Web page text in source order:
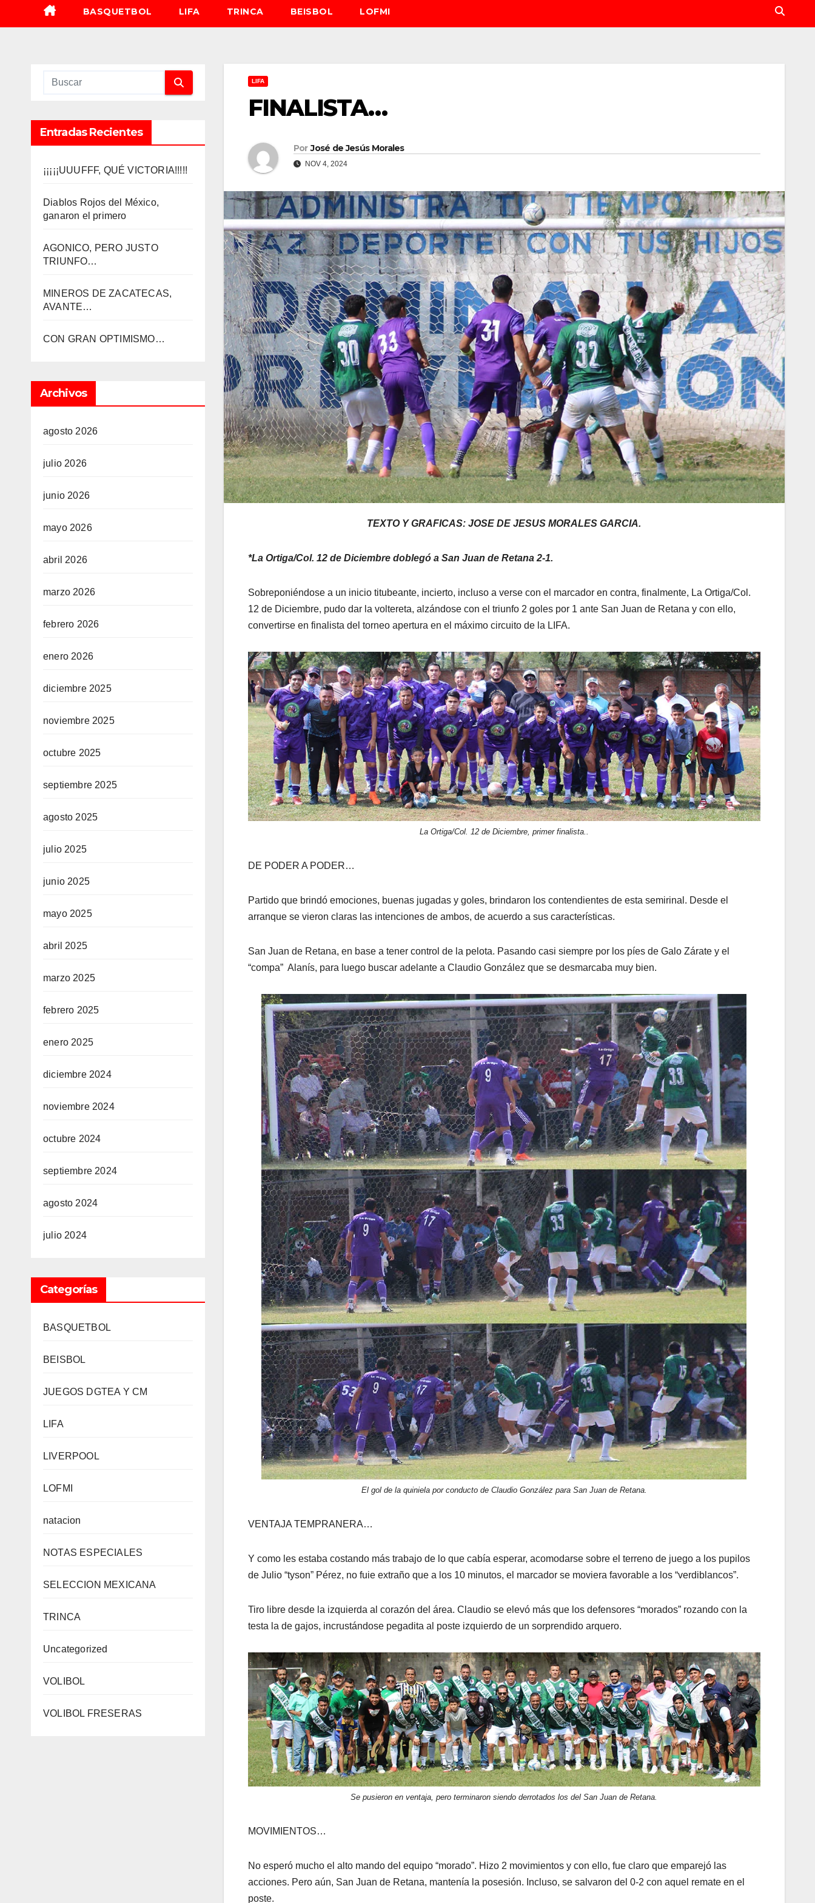
BASQUETBOL LIFA TRINCA BEISBOL LOFMI
Entradas Recientes
¡¡¡¡¡UUUFFF, QUÉ VICTORIA!!!!!
Diablos Rojos del México,
ganaron el primero
AGONICO, PERO JUSTO
TRIUNFO…
MINEROS DE ZACATECAS,
AVANTE…
CON GRAN OPTIMISMO…
Archivos
agosto 2026
julio 2026
junio 2026
mayo 2026
abril 2026
marzo 2026
febrero 2026
enero 2026
diciembre 2025
noviembre 2025
octubre 2025
septiembre 2025
agosto 2025
julio 2025
junio 2025
mayo 2025
abril 2025
marzo 2025
febrero 2025
enero 2025
diciembre 2024
noviembre 2024
octubre 2024
septiembre 2024
agosto 2024
julio 2024
Categorías
BASQUETBOL
BEISBOL
JUEGOS DGTEA Y CM
LIFA
LIVERPOOL
LOFMI
natacion
NOTAS ESPECIALES
SELECCION MEXICANA
TRINCA
Uncategorized
VOLIBOL
VOLIBOL FRESERAS
LIFA
FINALISTA…
Por José de Jesús Morales
NOV 4, 2024
TEXTO Y GRAFICAS: JOSE DE JESUS MORALES GARCIA.
*La Ortiga/Col. 12 de Diciembre doblegó a San Juan de Retana 2-1.
Sobreponiéndose a un inicio titubeante, incierto, incluso a verse con el marcador en contra, finalmente, La Ortiga/Col.
12 de Diciembre, pudo dar la voltereta, alzándose con el triunfo 2 goles por 1 ante San Juan de Retana y con ello,
convertirse en finalista del torneo apertura en el máximo circuito de la LIFA.
La Ortiga/Col. 12 de Diciembre, primer finalista..
DE PODER A PODER…
Partido que brindó emociones, buenas jugadas y goles, brindaron los contendientes de esta semirinal. Desde el
arranque se vieron claras las intenciones de ambos, de acuerdo a sus características.
San Juan de Retana, en base a tener control de la pelota. Pasando casi siempre por los píes de Galo Zárate y el
“compa” Alanís, para luego buscar adelante a Claudio González que se desmarcaba muy bien.
El gol de la quiniela por conducto de Claudio González para San Juan de Retana.
VENTAJA TEMPRANERA…
Y como les estaba costando más trabajo de lo que cabía esperar, acomodarse sobre el terreno de juego a los pupilos
de Julio “tyson” Pérez, no fuie extraño que a los 10 minutos, el marcador se moviera favorable a los “verdiblancos”.
Tiro libre desde la izquierda al corazón del área. Claudio se elevó más que los defensores “morados” rozando con la
testa la de gajos, incrustándose pegadita al poste izquierdo de un sorprendido arquero.
Se pusieron en ventaja, pero terminaron siendo derrotados los del San Juan de Retana.
MOVIMIENTOS…
No esperó mucho el alto mando del equipo “morado”. Hizo 2 movimientos y con ello, fue claro que emparejó las
acciones. Pero aún, San Juan de Retana, mantenía la posesión. Incluso, se salvaron del 0-2 con aquel remate en el
poste.